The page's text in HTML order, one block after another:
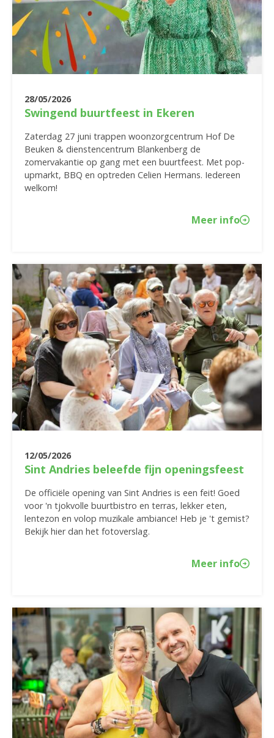
28/05/2026
Swingend buurtfeest in Ekeren
Zaterdag 27 juni trappen woonzorgcentrum Hof De
Beuken & dienstencentrum Blankenberg de
zomervakantie op gang met een buurtfeest. Met pop-
upmarkt, BBQ en optreden Celien Hermans. Iedereen
welkom!
Meer info
12/05/2026
Sint Andries beleefde fijn openingsfeest
De officiële opening van Sint Andries is een feit! Goed
voor 'n tjokvolle buurtbistro en terras, lekker eten,
lentezon en volop muzikale ambiance! Heb je 't gemist?
Bekijk hier dan het fotoverslag.
Meer info